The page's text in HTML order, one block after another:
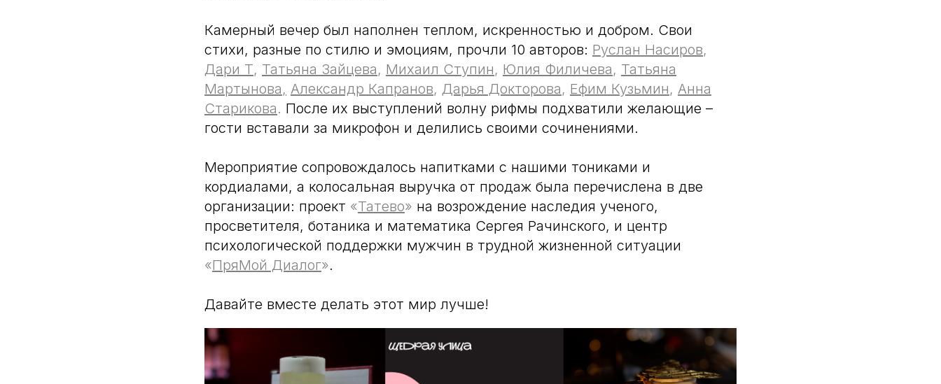
Камерный вечер был наполнен теплом, искренностью и добром. Свои
стихи, разные по стилю и эмоциям, прочли 10 авторов: Руслан Насиров,
Дари Т, Татьяна Зайцева, Михаил Ступин, Юлия Филичева, Татьяна
Мартынова, Александр Капранов, Дарья Докторова, Ефим Кузьмин, Анна
Старикова. После их выступлений волну рифмы подхватили желающие –
гости вставали за микрофон и делились своими сочинениями.
Мероприятие сопровождалось напитками с нашими тониками и
кордиалами, а колосальная выручка от продаж была перечислена в две
организации: проект «Татево» на возрождение наследия ученого,
просветителя, ботаника и математика Сергея Рачинского, и центр
психологической поддержки мужчин в трудной жизненной ситуации
«ПряМой Диалог».
Давайте вместе делать этот мир лучше!